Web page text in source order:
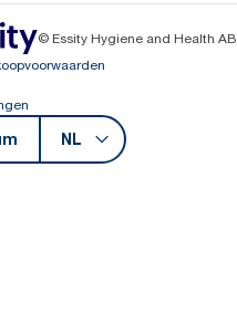
© Essity Hygiene and Health AB
NL